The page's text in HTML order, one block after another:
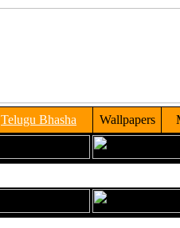
Telugu Bhasha Wallpapers